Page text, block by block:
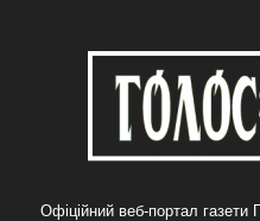
Офіційний веб-портал газети